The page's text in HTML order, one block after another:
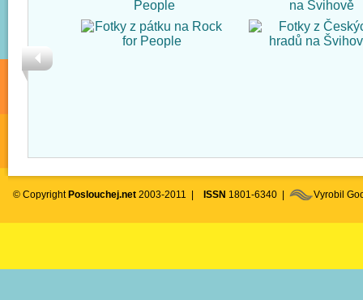
People
na Švihově
© Copyright Poslouchej.net 2003-2011 | ISSN 1801-6340 | Vyrobil